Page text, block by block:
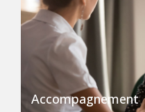
Accompagnement